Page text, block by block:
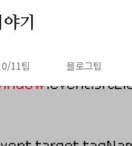
기
11팁 블로그팁